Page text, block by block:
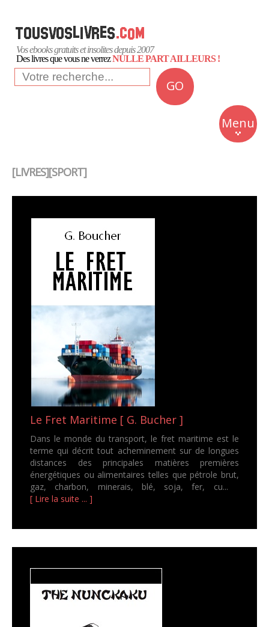
Vos ebooks gratuits et insolites depuis 2007
Des livres que vous ne verrezNULLE PART AILLEURS !
GO
Menu
Insolite
Business
[LIVRES][SPORT]
Le Fret Maritime [ G. Bucher ]
Dans le monde du transport, le fret maritime est le
terme qui décrit tout acheminement sur de longues
distances des principales matières premières
énergétiques ou alimentaires telles que pétrole brut,
gaz, charbon, minerais, blé, soja, fer, cu...
[ Lire la suite ... ]